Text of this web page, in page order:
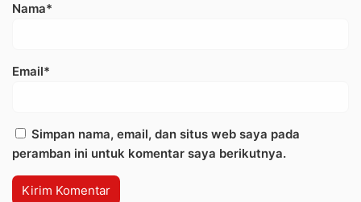
Nama*
Email*
Simpan nama, email, dan situs web saya pada
peramban ini untuk komentar saya berikutnya.